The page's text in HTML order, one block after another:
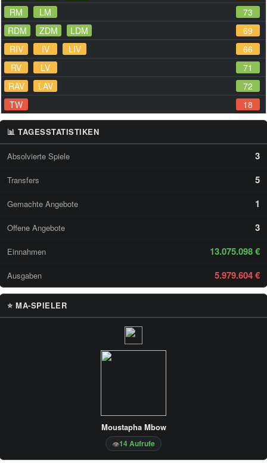
RM
LM
73
RDM
ZDM LDM
69
RIV
IV LIV
66
RV
LV
71
RAV
LAV
72
TW
18
📊 TAGESSTATISTIKEN
Absolvierte Spiele 3
Transfers 5
Gemachte Angebote 1
Offene Angebote 3
Einnahmen 13.075.098 €
Ausgaben 5.979.604 €
⭐ MA-SPIELER
Moustapha Mbow
👁14 Aufrufe